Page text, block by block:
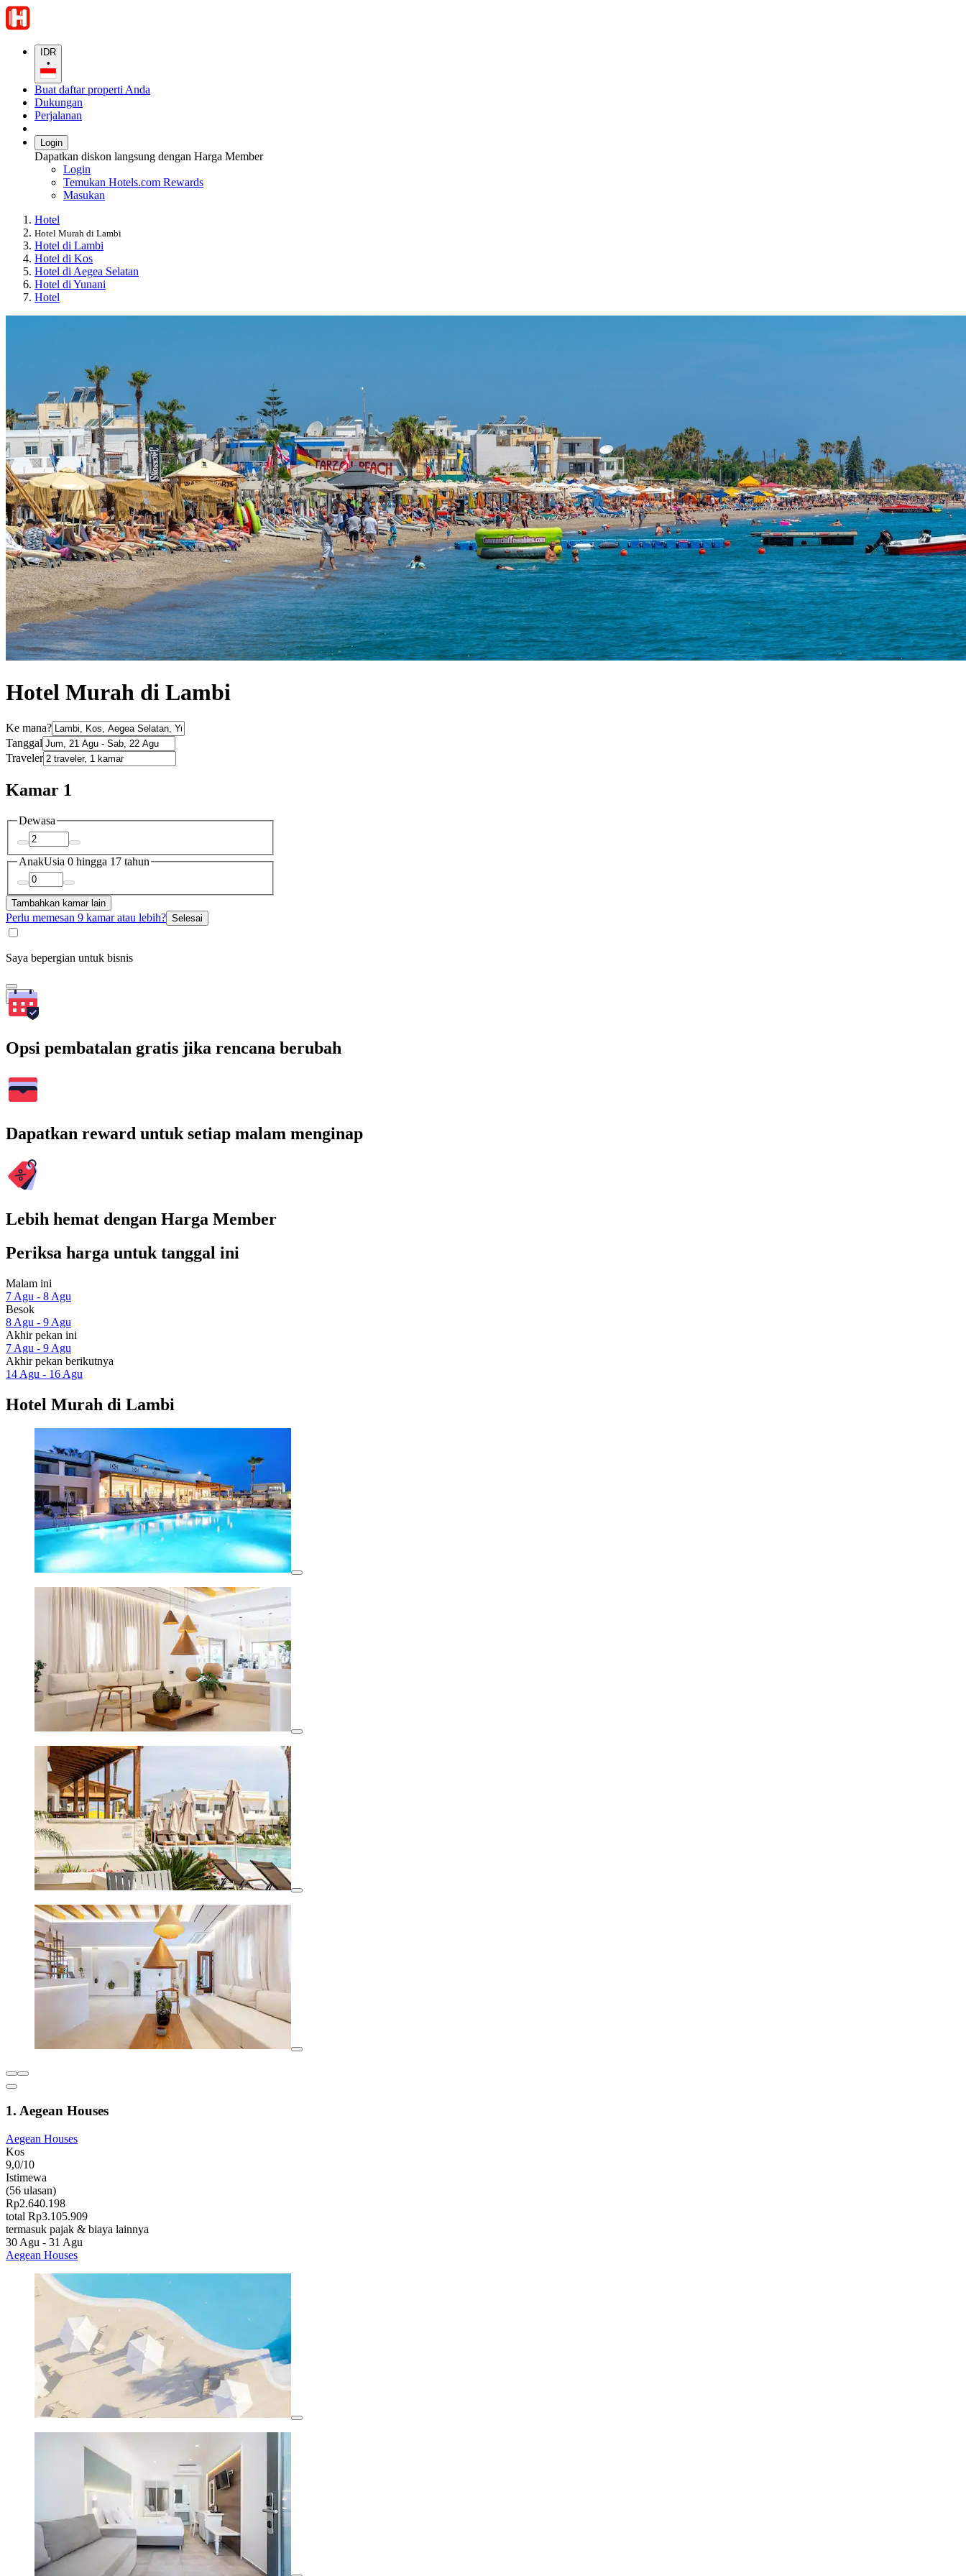
IDR
•
Buat daftar properti Anda
Dukungan
Perjalanan
Login
Dapatkan diskon langsung dengan Harga Member
Login
Temukan Hotels.com Rewards
Masukan
Hotel
Hotel Murah di Lambi
Hotel di Lambi
Hotel di Kos
Hotel di Aegea Selatan
Hotel di Yunani
Hotel
Hotel Murah di Lambi
Ke mana?
Tanggal
Traveler
Kamar 1
Dewasa
AnakUsia 0 hingga 17 tahun
Tambahkan kamar lain
Perlu memesan 9 kamar atau lebih? Selesai
Saya bepergian untuk bisnis
Cari
Opsi pembatalan gratis jika rencana berubah
Dapatkan reward untuk setiap malam menginap
Lebih hemat dengan Harga Member
Periksa harga untuk tanggal ini
Malam ini
7 Agu - 8 Agu
Besok
8 Agu - 9 Agu
Akhir pekan ini
7 Agu - 9 Agu
Akhir pekan berikutnya
14 Agu - 16 Agu
Hotel Murah di Lambi
1. Aegean Houses
Aegean Houses
Kos
9,0/10
Istimewa
(56 ulasan)
Rp2.640.198
total Rp3.105.909
termasuk pajak & biaya lainnya
30 Agu - 31 Agu
Aegean Houses